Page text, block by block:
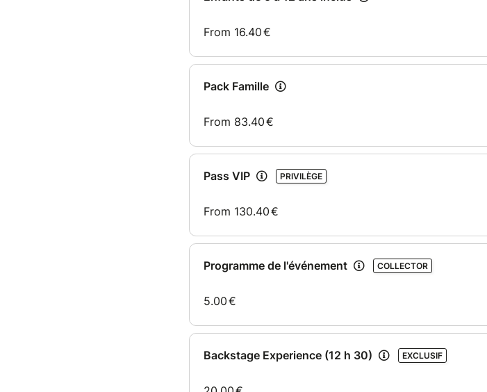
From 16.40€
Pack Famille
From 83.40€
Pass VIP PRIVILÈGE
From 130.40€
Programme de l'événement COLLECTOR
5.00€
Backstage Experience (12 h 30) EXCLUSIF